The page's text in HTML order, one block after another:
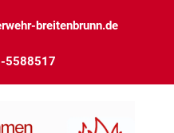
breitenbrunn.de
5588517